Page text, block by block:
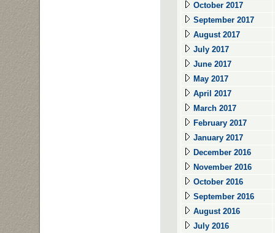
October 2017
September 2017
August 2017
July 2017
June 2017
May 2017
April 2017
March 2017
February 2017
January 2017
December 2016
November 2016
October 2016
September 2016
August 2016
July 2016